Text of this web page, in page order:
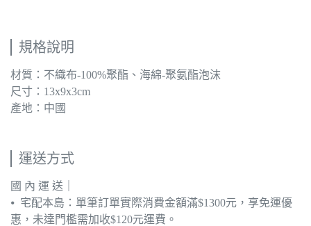
規格說明
材質：不織布-100%聚酯、海綿-聚氨酯泡沫
尺寸：13x9x3cm
產地：中國
運送方式
國 內 運 送｜
⦁ 宅配本島：單筆訂單實際消費金額滿$1300元，享免運優
惠，未達門檻需加收$120元運費。